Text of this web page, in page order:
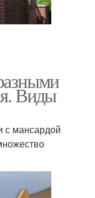
Виды
с мансардой